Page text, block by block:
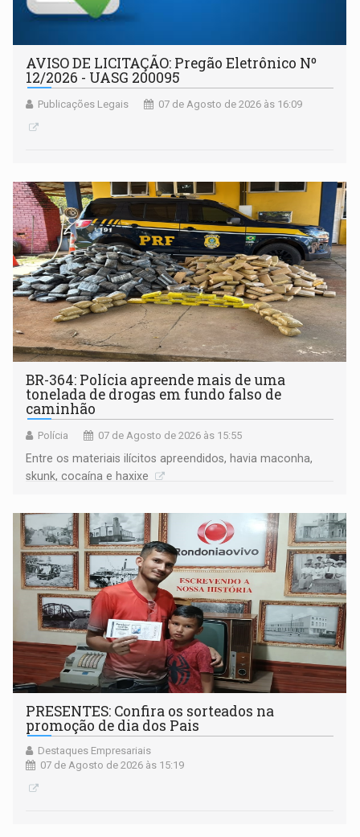
AVISO DE LICITAÇÃO: Pregão Eletrônico Nº
12/2026 - UASG 200095
Publicações Legais 07 de Agosto de 2026 às 16:09
BR-364: Polícia apreende mais de uma
tonelada de drogas em fundo falso de
caminhão
Polícia 07 de Agosto de 2026 às 15:55
Entre os materiais ilícitos apreendidos, havia maconha,
skunk, cocaína e haxixe
PRESENTES: Confira os sorteados na
promoção de dia dos Pais
Destaques Empresariais
07 de Agosto de 2026 às 15:19